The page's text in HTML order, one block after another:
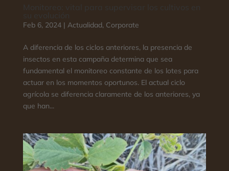
Feb 6, 2024| Actualidad, Corporate
A diferencia de los ciclos anteriores, la presencia de
insectos en esta campaña determina que sea
fundamental el monitoreo constante de los lotes para
actuar en los momentos oportunos. El actual ciclo
agrícola se diferencia claramente de los anteriores, ya
que han...